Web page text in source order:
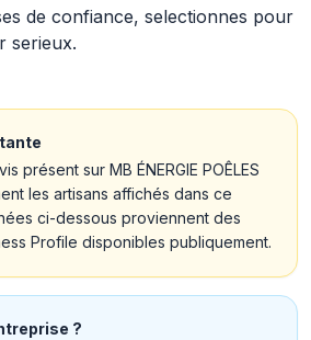
de confiance, selectionnes pour
serieux.
présent sur MB ÉNERGIE POÊLES
les artisans affichés dans ce
ci-dessous proviennent des
Profile disponibles publiquement.
?